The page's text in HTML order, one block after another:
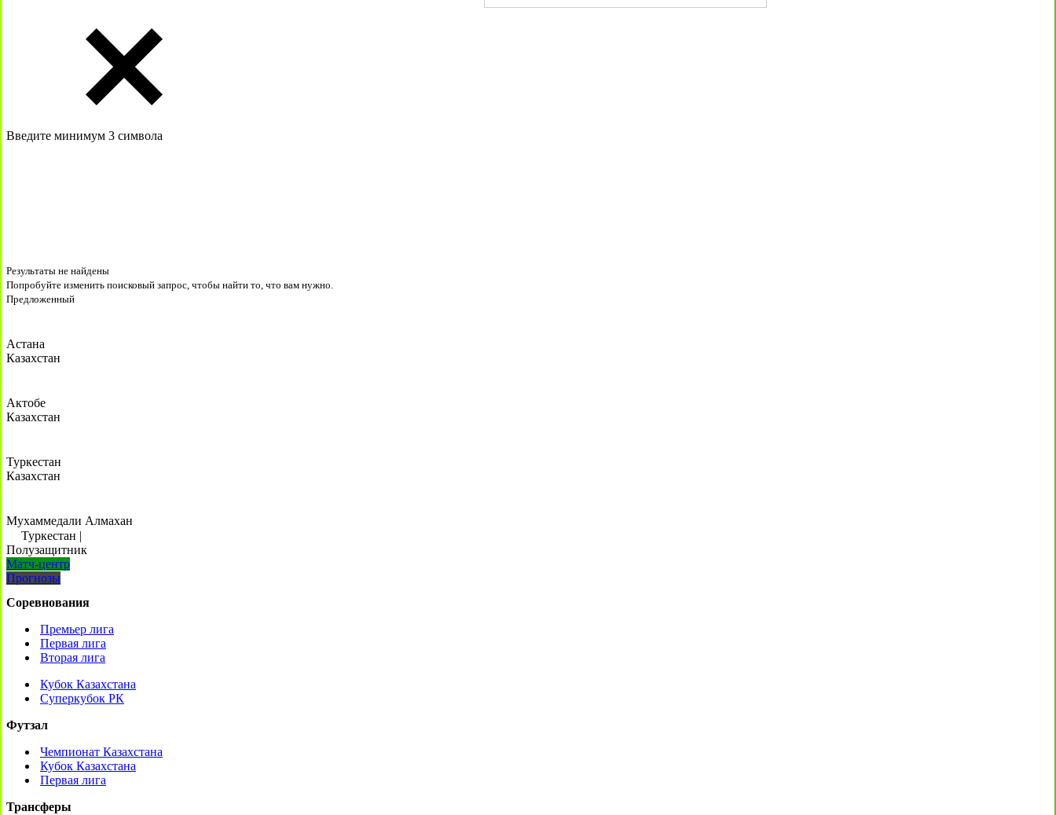
Введите минимум 3 символа
Результаты не найдены
Попробуйте изменить поисковый запрос, чтобы найти то, что вам нужно.
Предложенный
Астана
Казахстан
Актобе
Казахстан
Туркестан
Казахстан
Мухаммедали Алмахан
Туркестан |
Полузащитник
Матч-центр
Прогнозы
Соревнования
Премьер лига
Первая лига
Вторая лига
Кубок Казахстана
Суперкубок РК
Футзал
Чемпионат Казахстана
Кубок Казахстана
Первая лига
Трансферы